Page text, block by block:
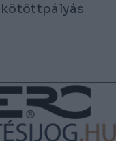
kötöttpályás